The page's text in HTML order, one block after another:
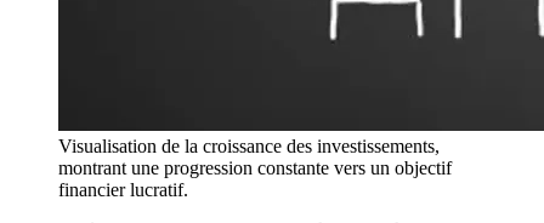
Visualisation de la croissance des investissements,
montrant une progression constante vers un objectif
financier lucratif.